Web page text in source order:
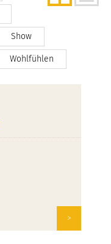
Show
Wohlfühlen
>